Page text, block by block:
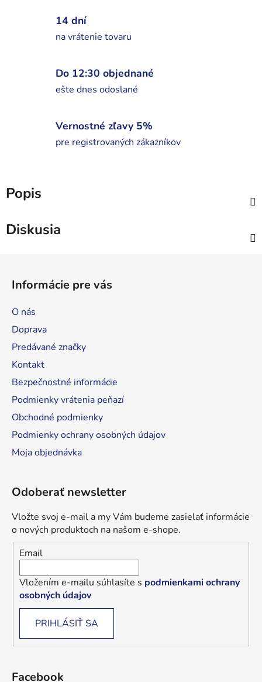
14 dní
na vrátenie tovaru
Do 12:30 objednané
ešte dnes odoslané
Vernostné zľavy 5%
pre registrovaných zákazníkov
Popis
Diskusia
Informácie pre vás
O nás
Doprava
Predávané značky
Kontakt
Bezpečnostné informácie
Podmienky vrátenia peňazí
Obchodné podmienky
Podmienky ochrany osobných údajov
Moja objednávka
Odoberať newsletter
Vložte svoj e-mail a my Vám budeme zasielať informácie
o nových produktoch na našom e-shope.
Email
Vložením e-mailu súhlasíte s podmienkami ochrany
osobných údajov
PRIHLÁSIŤ SA
Facebook